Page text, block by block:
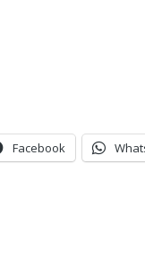
Facebook